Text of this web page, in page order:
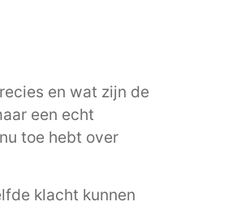
en wat zijn de
een echt
toe hebt over
klacht kunnen